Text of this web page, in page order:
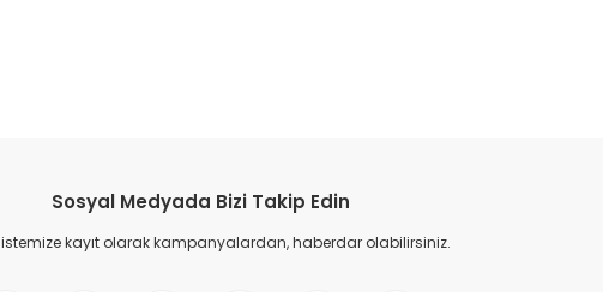
Sosyal Medyada Bizi Takip Edin
kayıt olarak kampanyalardan, haberdar olabilirsiniz.